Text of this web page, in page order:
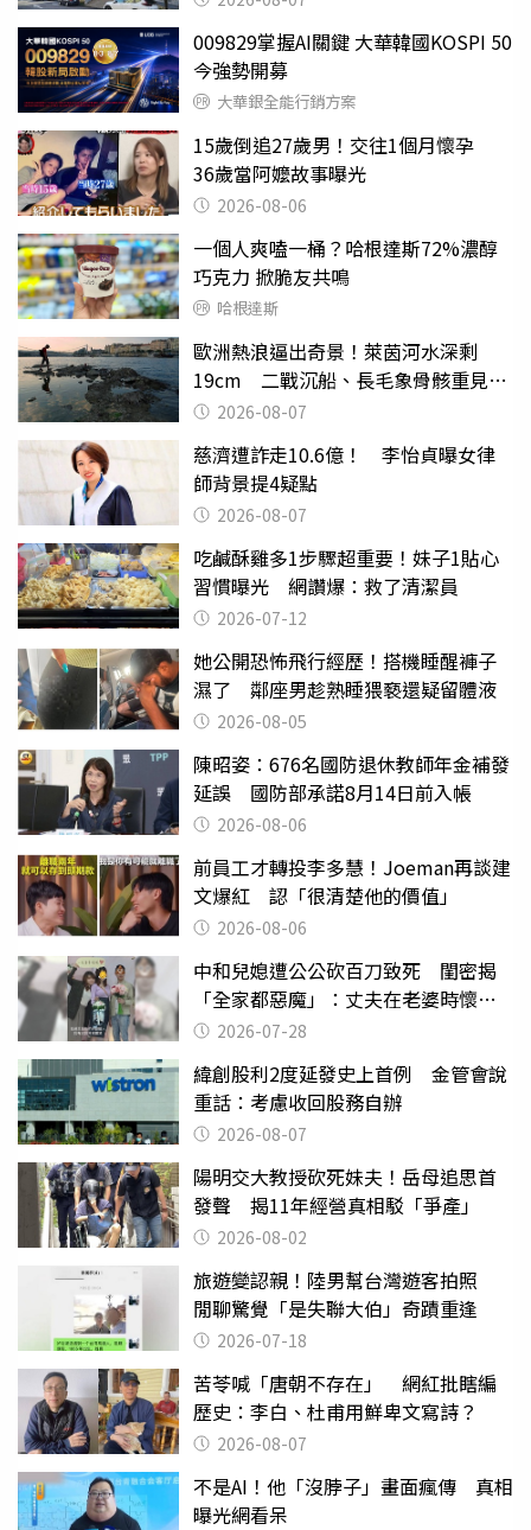
009829掌握AI關鍵 大華韓國KOSPI 50
今強勢開募
大華銀全能行銷方案
15歲倒追27歲男！交往1個月懷孕
36歲當阿嬤故事曝光
2026-08-06
一個人爽嗑一桶？哈根達斯72%濃醇
巧克力 掀脆友共鳴
哈根達斯
歐洲熱浪逼出奇景！萊茵河水深剩
19cm 二戰沉船、長毛象骨骸重見天
日 2026-08-07
慈濟遭詐走10.6億！ 李怡貞曝女律
師背景提4疑點
2026-08-07
吃鹹酥雞多1步驟超重要！妹子1貼心
習慣曝光 網讚爆：救了清潔員
2026-07-12
她公開恐怖飛行經歷！搭機睡醒褲子
濕了 鄰座男趁熟睡猥褻還疑留體液
2026-08-05
陳昭姿：676名國防退休教師年金補發
延誤 國防部承諾8月14日前入帳
2026-08-06
前員工才轉投李多慧！Joeman再談建
文爆紅 認「很清楚他的價值」
2026-08-06
中和兒媳遭公公砍百刀致死 閨密揭
「全家都惡魔」：丈夫在老婆時懷孕
摔東西
2026-07-28
緯創股利2度延發史上首例 金管會說
重話：考慮收回股務自辦
2026-08-07
陽明交大教授砍死妹夫！岳母追思首
發聲 揭11年經營真相駁「爭產」
2026-08-02
旅遊變認親！陸男幫台灣遊客拍照
閒聊驚覺「是失聯大伯」奇蹟重逢
2026-07-18
苦苓喊「唐朝不存在」 網紅批瞎編
歷史：李白、杜甫用鮮卑文寫詩？
2026-08-07
不是AI！他「沒脖子」畫面瘋傳 真相
曝光網看呆